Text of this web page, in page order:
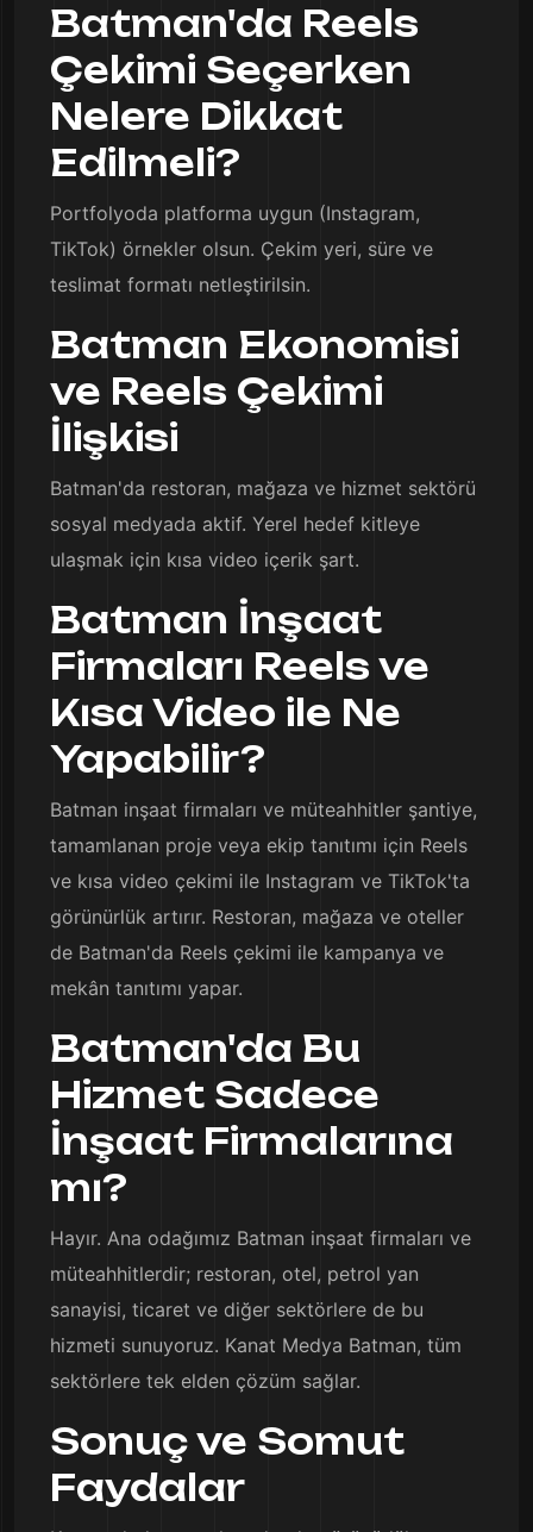
Batman'da Reels
Çekimi Seçerken
Nelere Dikkat
Edilmeli?
Portfolyoda platforma uygun (Instagram,
TikTok) örnekler olsun. Çekim yeri, süre ve
teslimat formatı netleştirilsin.
Batman Ekonomisi
ve Reels Çekimi
İlişkisi
Batman'da restoran, mağaza ve hizmet sektörü
sosyal medyada aktif. Yerel hedef kitleye
ulaşmak için kısa video içerik şart.
Batman İnşaat
Firmaları Reels ve
Kısa Video ile Ne
Yapabilir?
Batman inşaat firmaları ve müteahhitler şantiye,
tamamlanan proje veya ekip tanıtımı için Reels
ve kısa video çekimi ile Instagram ve TikTok'ta
görünürlük artırır. Restoran, mağaza ve oteller
de Batman'da Reels çekimi ile kampanya ve
mekân tanıtımı yapar.
Batman'da Bu
Hizmet Sadece
İnşaat Firmalarına
mı?
Hayır. Ana odağımız Batman inşaat firmaları ve
müteahhitlerdir; restoran, otel, petrol yan
sanayisi, ticaret ve diğer sektörlere de bu
hizmeti sunuyoruz. Kanat Medya Batman, tüm
sektörlere tek elden çözüm sağlar.
Sonuç ve Somut
Faydalar